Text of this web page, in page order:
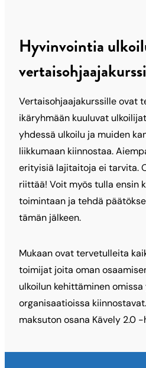
Hyvinvointia
Vertaisohjaajakurssille ovat
ikäryhmään kuuluvat
yhdessä ulkoilu ja muiden
liikkumaan kiinnostaa.
erityisiä lajitaitoja ei tarvita.
riittää! Voit myös tulla ensin
toimintaan ja tehdä
tämän jälkeen.
Mukaan ovat tervetulleita
toimijat joita oman
ulkoilun kehittäminen
organisaatioissa
maksuton osana Kävely 2.0